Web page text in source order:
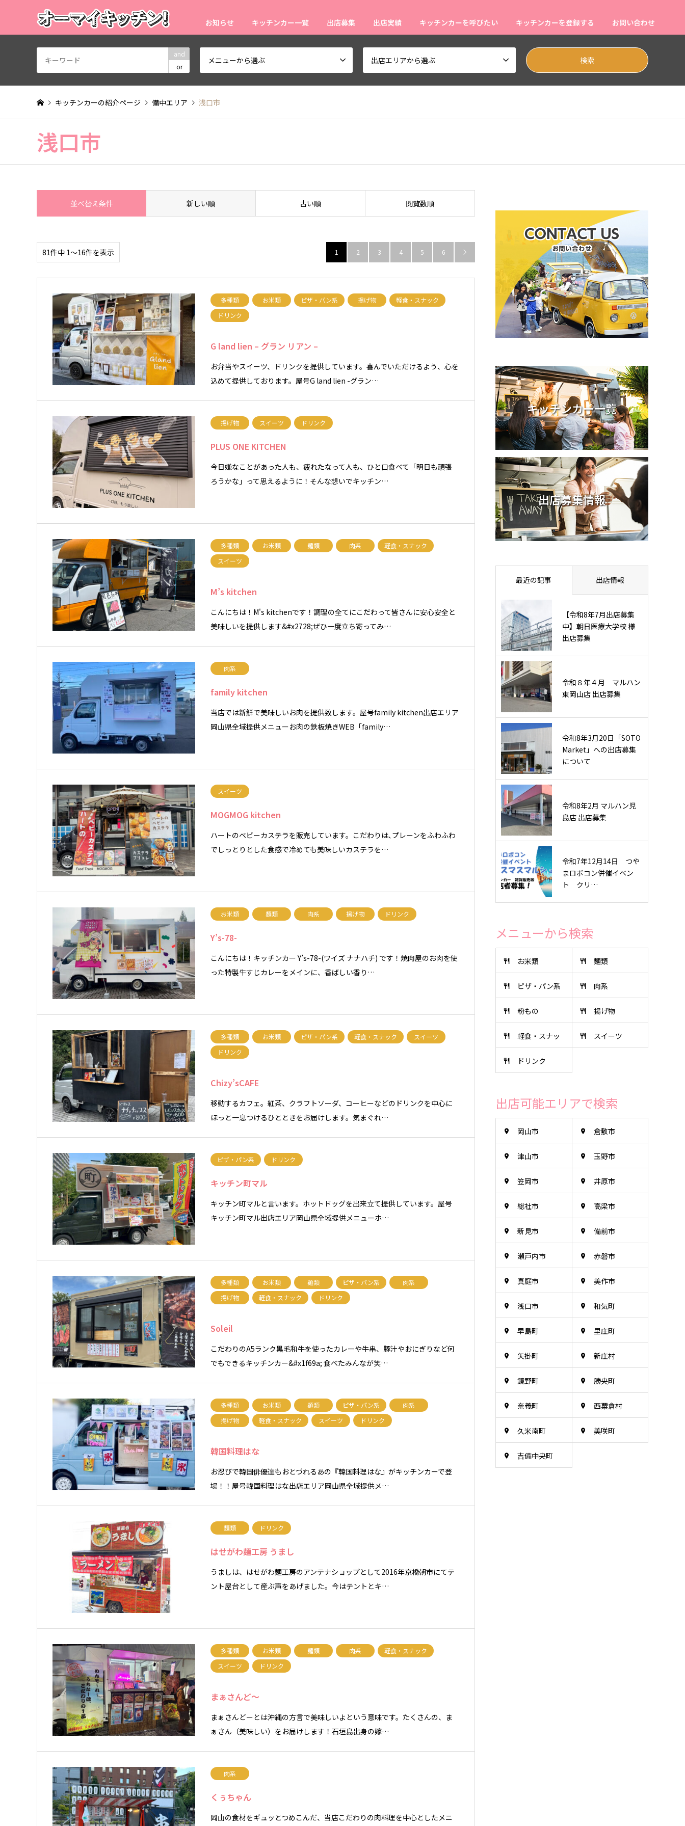
お知らせ キッチンカー一覧 出店募集 出店実績 キッチンカーを呼びたい キッチンカーを登録する お問い合わせ
and
or
メニューから選ぶ 出店エリアから選ぶ
キッチンカーの紹介ページ 備中エリア 浅口市
浅口市
並べ替え条件 新しい順 古い順 閲覧数順
81件中 1〜16件を表示 1 2 3 4 5 6 
多種類 お米類 ピザ・パン系 揚げ物
軽食・スナック
ドリンク
G land lien – グラン リアン –
お弁当やスイーツ、ドリンクを提供しています。喜んでいただけるよう、心を
込めて提供しております。屋号G land lien -グラン…
揚げ物 スイーツ ドリンク
PLUS ONE KITCHEN
今日嫌なことがあった人も、疲れたなって人も、ひと口食べて「明日も頑張
ろうかな」って思えるように！そんな想いでキッチン…
多種類 お米類 麺類 肉系
軽食・スナック
スイーツ
M’s kitchen
こんにちは！M's kitchenです！調理の全てにこだわって皆さんに安心安全と
美味しいを提供します&#x2728;ぜひ一度立ち寄ってみ…
肉系
family kitchen
当店では新鮮で美味しいお肉を提供致します。屋号family kitchen出店エリア
岡山県全域提供メニューお肉の鉄板焼きWEB「family…
スイーツ
MOGMOG kitchen
ハートのベビーカステラを販売しています。こだわりは､プレーンをふわふわ
でしっとりとした食感で冷めても美味しいカステラを…
お米類 麺類 肉系 揚げ物 ドリンク
Y’s-78-
こんにちは！キッチンカー Y’s-78-(ワイズ ナナハチ) です！焼肉屋のお肉を使
った特製牛すじカレーをメインに、香ばしい香り…
多種類 お米類 ピザ・パン系 軽食・スナック
スイーツ
ドリンク
Chizy’sCAFE
移動するカフェ。紅茶、クラフトソーダ、コーヒーなどのドリンクを中心に
ほっと一息つけるひとときをお届けします。気まぐれ…
ピザ・パン系 ドリンク
キッチン町マル
キッチン町マルと言います。ホットドッグを出来立て提供しています。屋号
キッチン町マル出店エリア岡山県全域提供メニューホ…
多種類 お米類 麺類 ピザ・パン系
肉系
揚げ物
軽食・スナック ドリンク
Soleil
こだわりのA5ランク黒毛和牛を使ったカレーや牛串、豚汁やおにぎりなど何
でもできるキッチンカー&#x1f69a; 食べたみんなが笑…
多種類 お米類 麺類 ピザ・パン系
肉系
揚げ物
軽食・スナック スイーツ ドリンク
韓国料理はな
お忍びで韓国俳優達もおとづれるあの『韓国料理はな』がキッチンカーで登
場！！屋号韓国料理はな出店エリア岡山県全域提供メ…
麺類 ドリンク
はせがわ麺工房 うまし
うましは、はせがわ麺工房のアンテナショップとして2016年京橋朝市にてテ
ント屋台として産ぶ声をあげました。今はテントとキ…
多種類 お米類 麺類 肉系
軽食・スナック
スイーツ
ドリンク
まぁさんど〜
まぁさんどーとは沖縄の方言で美味しいよという意味です。たくさんの、ま
ぁさん（美味しい）をお届けします！石垣島出身の嫁…
肉系
くぅちゃん
岡山の食材をギュッとつめこんだ、当店こだわりの肉料理を中心としたメニ
キッチンカー一覧
出店募集情報
最近の記事 出店情報
【令和8年7月出店募集
中】朝日医療大学校 様
出店募集
令和８年４月 マルハン
東岡山店 出店募集
令和8年3月20日「SOTO
Market」への出店募集
について
令和8年2月 マルハン児
島店 出店募集
令和7年12月14日 つや
まロボコン併催イベン
ト クリ…
メニューから検索
お米類 麺類
ピザ・パン系 肉系
粉もの 揚げ物
軽食・スナッ
ク
スイーツ
ドリンク
出店可能エリアで検索
岡山市 倉敷市
津山市 玉野市
笠岡市 井原市
総社市 高梁市
新見市 備前市
瀬戸内市 赤磐市
真庭市 美作市
浅口市 和気町
早島町 里庄町
矢掛町 新庄村
鏡野町 勝央町
奈義町 西粟倉村
久米南町 美咲町
吉備中央町